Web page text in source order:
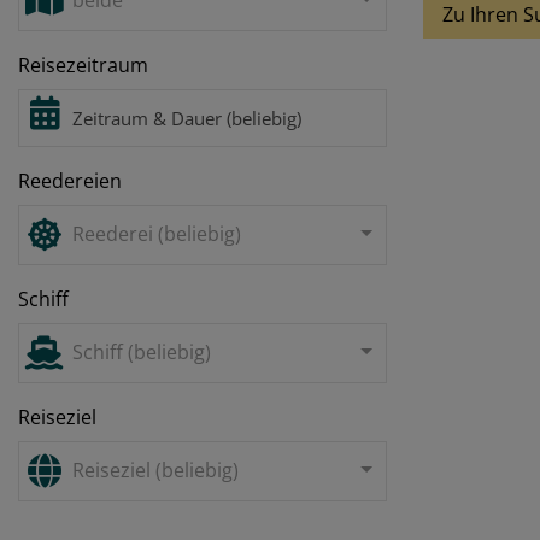
Reisezeitraum
Reedereien
Reederei (beliebig)
Schiff
Schiff (beliebig)
Reiseziel
Reiseziel (beliebig)
Zu Ihren